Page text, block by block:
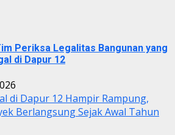
Periksa Legalitas Bangunan yang
di Dapur 12
di Dapur 12 Hampir Rampung,
Berlangsung Sejak Awal Tahun